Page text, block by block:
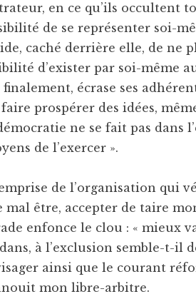
en ce qu’ils occultent
de se représenter soi-
caché derrière elle, de ne
d’exister par soi-même
écrase ses
prospérer des idées,
ne se fait pas dans
de l’exercer ».
de l’organisation qui
mal être, accepter de taire
enfonce le clou : « mieux
à l’exclusion semble-t-il
ainsi que le courant
mon libre-arbitre.